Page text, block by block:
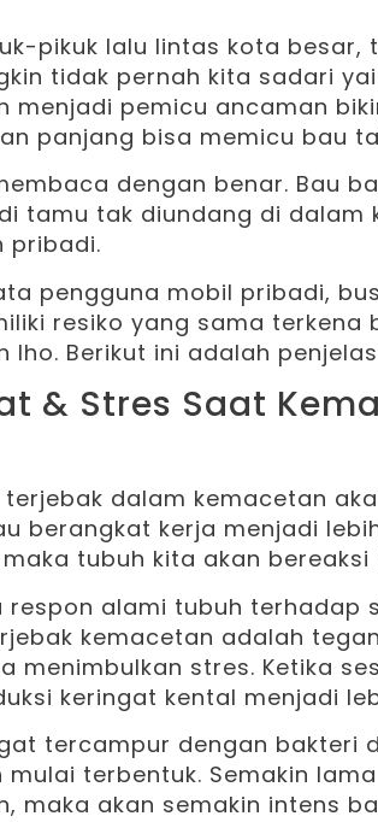
pikuk lalu lintas kota besar,
tidak pernah kita sadari
menjadi pemicu ancaman
dengan benar. Bau
tamu tak diundang di dalam
pribadi.
pengguna mobil pribadi,
resiko yang sama terkena
lho. Berikut ini adalah
& Stres Saat
terjebak dalam kemacetan
berangkat kerja menjadi
tubuh kita akan
respon alami tubuh terhadap
kemacetan adalah
menimbulkan stres. Ketika
keringat kental menjadi
tercampur dengan bakteri
mulai terbentuk. Semakin
maka akan semakin intens